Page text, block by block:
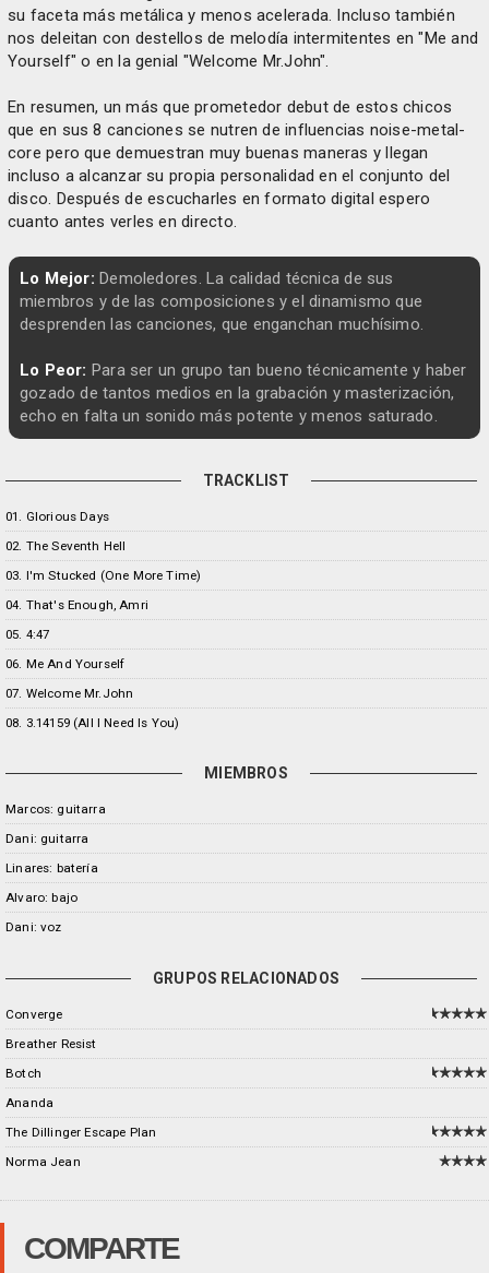
su faceta más metálica y menos acelerada. Incluso también
nos deleitan con destellos de melodía intermitentes en "Me and
Yourself" o en la genial "Welcome Mr.John".
En resumen, un más que prometedor debut de estos chicos
que en sus 8 canciones se nutren de influencias noise-metal-
core pero que demuestran muy buenas maneras y llegan
incluso a alcanzar su propia personalidad en el conjunto del
disco. Después de escucharles en formato digital espero
cuanto antes verles en directo.
Lo Mejor: Demoledores. La calidad técnica de sus
miembros y de las composiciones y el dinamismo que
desprenden las canciones, que enganchan muchísimo.
Lo Peor: Para ser un grupo tan bueno técnicamente y haber
gozado de tantos medios en la grabación y masterización,
echo en falta un sonido más potente y menos saturado.
TRACKLIST
01. Glorious Days
02. The Seventh Hell
03. I'm Stucked (One More Time)
04. That's Enough, Amri
05. 4:47
06. Me And Yourself
07. Welcome Mr.John
08. 3.14159 (All I Need Is You)
MIEMBROS
Marcos: guitarra
Dani: guitarra
Linares: batería
Alvaro: bajo
Dani: voz
GRUPOS RELACIONADOS
Converge
Breather Resist
Botch
Ananda
The Dillinger Escape Plan
Norma Jean
COMPARTE